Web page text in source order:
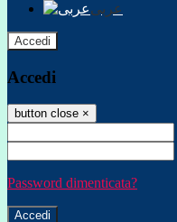
عربى
Accedi
Accedi
button close ×
Password dimenticata?